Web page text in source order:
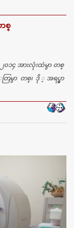
စ္
၀၁၄ အားလုံးထဲမွာ တစ္
တြမွာ တစ္၊ ဒို ့အရပ္မွာ